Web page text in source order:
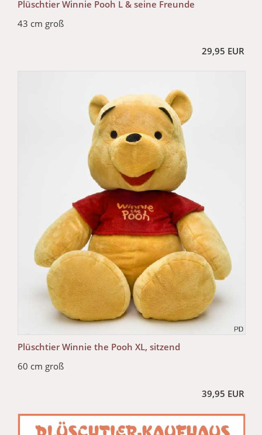
Plüschtier Winnie Pooh L & seine Freunde
43 cm groß
29,95 EUR
Plüschtier Winnie the Pooh XL, sitzend
60 cm groß
39,95 EUR